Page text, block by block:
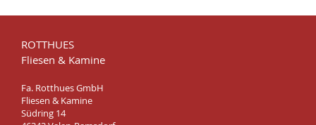
ROTTHUES
Fliesen & Kamine
Fa. Rotthues GmbH
Fliesen & Kamine
Südring 14